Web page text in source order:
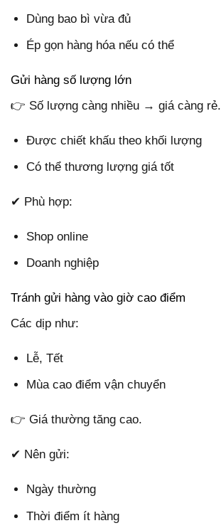
Dùng bao bì vừa đủ
Ép gọn hàng hóa nếu có thể
Gửi hàng số lượng lớn
👉 Số lượng càng nhiều → giá càng rẻ.
Được chiết khấu theo khối lượng
Có thể thương lượng giá tốt
✔ Phù hợp:
Shop online
Doanh nghiệp
Tránh gửi hàng vào giờ cao điểm
Các dịp như:
Lễ, Tết
Mùa cao điểm vận chuyển
👉 Giá thường tăng cao.
✔ Nên gửi:
Ngày thường
Thời điểm ít hàng